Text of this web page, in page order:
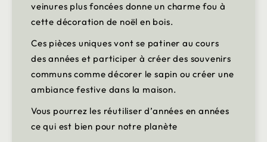
veinures plus foncées donne un charme fou à
cette décoration de noël en bois.
Ces pièces uniques vont se patiner au cours
des années et participer à créer des souvenirs
communs comme décorer le sapin ou créer une
ambiance festive dans la maison.
Vous pourrez les réutiliser d’années en années
ce qui est bien pour notre planète